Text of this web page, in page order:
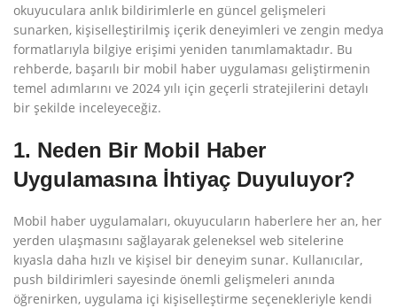
okuyuculara anlık bildirimlerle en güncel gelişmeleri
sunarken, kişiselleştirilmiş içerik deneyimleri ve zengin medya
formatlarıyla bilgiye erişimi yeniden tanımlamaktadır. Bu
rehberde, başarılı bir mobil haber uygulaması geliştirmenin
temel adımlarını ve 2024 yılı için geçerli stratejilerini detaylı
bir şekilde inceleyeceğiz.
1. Neden Bir Mobil Haber
Uygulamasına İhtiyaç Duyuluyor?
Mobil haber uygulamaları, okuyucuların haberlere her an, her
yerden ulaşmasını sağlayarak geleneksel web sitelerine
kıyasla daha hızlı ve kişisel bir deneyim sunar. Kullanıcılar,
push bildirimleri sayesinde önemli gelişmeleri anında
öğrenirken, uygulama içi kişiselleştirme seçenekleriyle kendi